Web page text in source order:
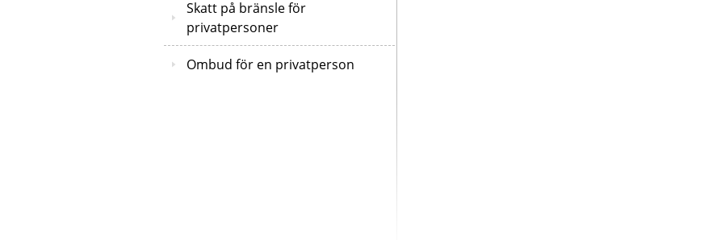
Skatt på bränsle för
privatpersoner
Ombud för en privatperson